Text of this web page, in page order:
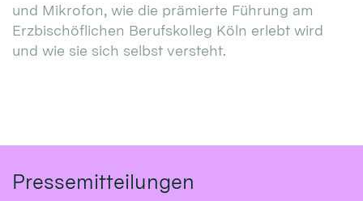
und Mikrofon, wie die prämierte Führung am
Erzbischöflichen Berufskolleg Köln erlebt wird
und wie sie sich selbst versteht.
Pressemitteilungen